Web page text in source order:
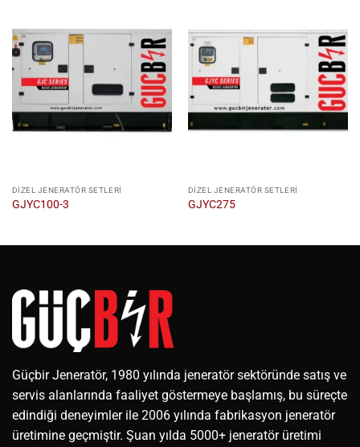
DIZEL JENERATÖR SETLERI
GJYC100-3
DIZEL JENERATÖR SETLERI
GJYC275
Güçbir Jeneratör, 1980 yılında jeneratör sektöründe satış ve
servis alanlarında faaliyet göstermeye başlamış, bu süreçte
edindiği deneyimler ile 2006 yılında fabrikasyon jeneratör
üretimine geçmiştir. Şuan yılda 5000+ jeneratör üretimi